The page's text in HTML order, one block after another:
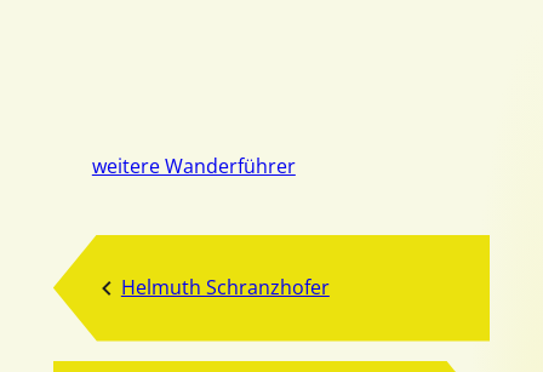
Helmuth Schranzhofer
weitere Wanderführer